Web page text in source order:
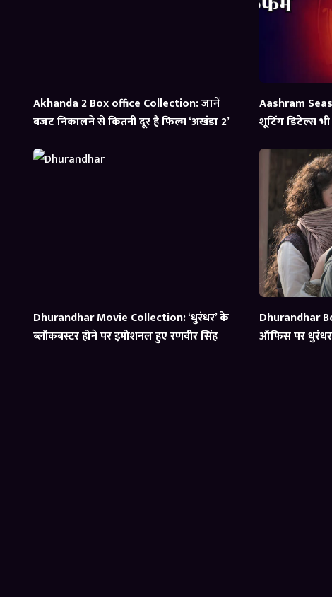
Akhanda 2 Box office Collection: जानें
बजट निकालने से कितनी दूर है फिल्म ‘अखंडा 2’
Aashram
शूटिंग डिटेल्स
Dhurandhar Movie Collection: ‘धुरंधर’ के
ब्लॉकबस्टर होने पर इमोशनल हुए रणवीर सिंह
Dhurandhar
ऑफिस पर धुरंधर